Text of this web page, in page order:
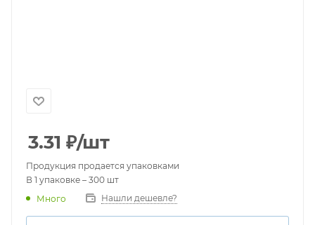
3.31 ₽/шт
Продукция продается упаковками
В 1 упаковке – 300 шт
Много
Нашли дешевле?